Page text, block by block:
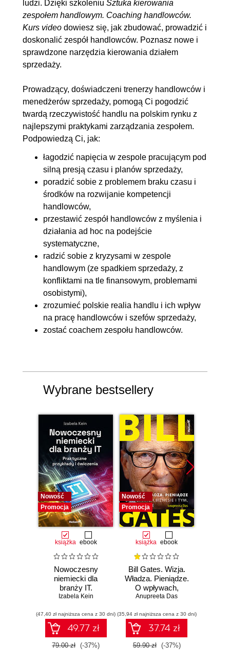
stracić szansę?
2.4. Informacja zwrotna - jak ją
dobrze przekazać?
00:24:58
2.5. Schemat coachingu
00:10:47
2.7. Jak popadamy w rutynę?
OGLĄDAJ »
00:03:47
2.8. Motywacja i umiejętności
handlowca
00:12:01
muszą być trudne?
3. Planowanie celów i unikanie
błędów w coachingu
00:57:20
3.1. Planowanie celów w
coachingu
00:07:40
3.2. Mądre i głupie pytania w
coachingu
3.3. Plan coachingu dla mojego
handlowca
00:08:59
3.4. Błędy coachingu
00:17:57
3.5. Powodzenie zależy od
00:02:57
ludzi. Dzięki szkoleniu Sztuka kierowania
zespołem handlowym. Coaching handlowców.
Kurs video dowiesz się, jak zbudować, prowadzić i
doskonalić zespół handlowców. Poznasz nowe i
sprawdzone narzędzia kierowania działem
sprzedaży.
Prowadzący, doświadczeni trenerzy handlowców i
menedżerów sprzedaży, pomogą Ci pogodzić
twardą rzeczywistość handlu na polskim rynku z
najlepszymi praktykami zarządzania zespołem.
Podpowiedzą Ci, jak:
łagodzić napięcia w zespole pracującym pod
silną presją czasu i planów sprzedaży,
poradzić sobie z problemem braku czasu i
środków na rozwijanie kompetencji
handlowców,
przestawić zespół handlowców z myślenia i
działania ad hoc na podejście
systematyczne,
radzić sobie z kryzysami w zespole
handlowym (ze spadkiem sprzedaży, z
konfliktami na tle finansowym, problemami
osobistymi),
zrozumieć polskie realia handlu i ich wpływ
na pracę handlowców i szefów sprzedaży,
zostać coachem zespołu handlowców.
Wybrane bestsellery
Nowość
Promocja
książka ebook
Nowoczesny
niemiecki dla
branży IT.
Praktyczne
ćwiczenia
Izabela Kein
(47,40 zł najniższa cena z 30 dni)
49.77 zł
79.00 zł (-37%)
Nowość
Promocja
książka ebook
Bill Gates. Wizja.
Władza. Pieniądze.
O wpływach,
biznesie i tym, co
Anupreeta Das
(35,94 zł najniższa cena z 30 dni)
37.74 zł
59.90 zł (-37%)